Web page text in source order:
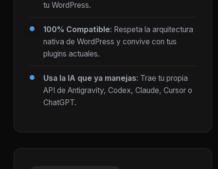
tu WordPress.
100% Compatible: Respeta la arquitectura
nativa de WordPress y convive con tus
plugins actuales.
Usa la IA que ya manejas: Trae tu propia
API de Antigravity, Codex, Claude, Cursor o
ChatGPT.